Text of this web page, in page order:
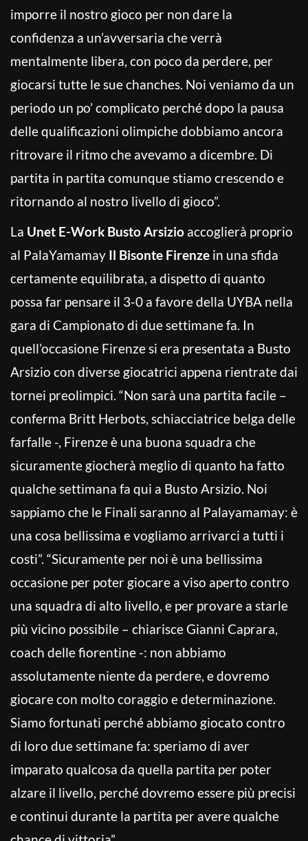
imporre il nostro gioco per non dare la
confidenza a un’avversaria che verrà
mentalmente libera, con poco da perdere, per
giocarsi tutte le sue chanches. Noi veniamo da un
periodo un po’ complicato perché dopo la pausa
delle qualificazioni olimpiche dobbiamo ancora
ritrovare il ritmo che avevamo a dicembre. Di
partita in partita comunque stiamo crescendo e
ritornando al nostro livello di gioco”.
La Unet E-Work Busto Arsizio accoglierà proprio
al PalaYamamay Il Bisonte Firenze in una sfida
certamente equilibrata, a dispetto di quanto
possa far pensare il 3-0 a favore della UYBA nella
gara di Campionato di due settimane fa. In
quell’occasione Firenze si era presentata a Busto
Arsizio con diverse giocatrici appena rientrate dai
tornei preolimpici. “Non sarà una partita facile –
conferma Britt Herbots, schiacciatrice belga delle
farfalle -, Firenze è una buona squadra che
sicuramente giocherà meglio di quanto ha fatto
qualche settimana fa qui a Busto Arsizio. Noi
sappiamo che le Finali saranno al Palayamamay: è
una cosa bellissima e vogliamo arrivarci a tutti i
costi”. “Sicuramente per noi è una bellissima
occasione per poter giocare a viso aperto contro
una squadra di alto livello, e per provare a starle
più vicino possibile – chiarisce Gianni Caprara,
coach delle fiorentine -: non abbiamo
assolutamente niente da perdere, e dovremo
giocare con molto coraggio e determinazione.
Siamo fortunati perché abbiamo giocato contro
di loro due settimane fa: speriamo di aver
imparato qualcosa da quella partita per poter
alzare il livello, perché dovremo essere più precisi
e continui durante la partita per avere qualche